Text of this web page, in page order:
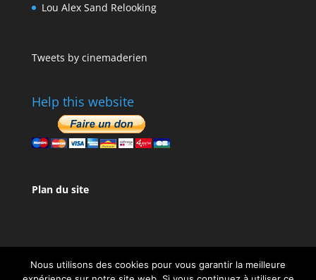
Lou Alex Sand Relooking
Tweets by cinemaderien
Help this website
Plan du site
Nous utilisons des cookies pour vous garantir la meilleure